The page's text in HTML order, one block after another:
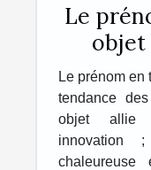
Le
objet
Le prénom en
tendance
objet allie
innovation
chaleureuse